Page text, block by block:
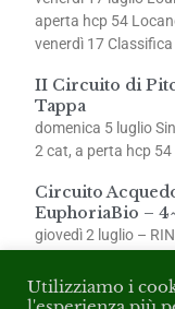
aperta hcp 54
venerdì 17
II Circuito di
Tappa
domenica 5 luglio
2 cat, a perta hcp
Circuito
EuphoriaBio –
giovedì 2 luglio –
Utilizziamo i